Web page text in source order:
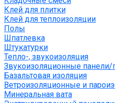
Клей для плитки
Клей для теплоизоляции
Полы
Шпатлевка
Штукатурки
Тепло-, звукоизоляция
Звукоизоляционные панели/
Базальтовая изоляция
Ветроизоляционные и
Минеральная вата